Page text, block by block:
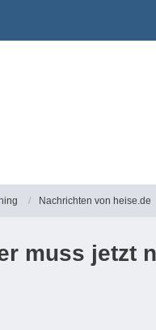
Nachrichten von heise.de
muss jetzt